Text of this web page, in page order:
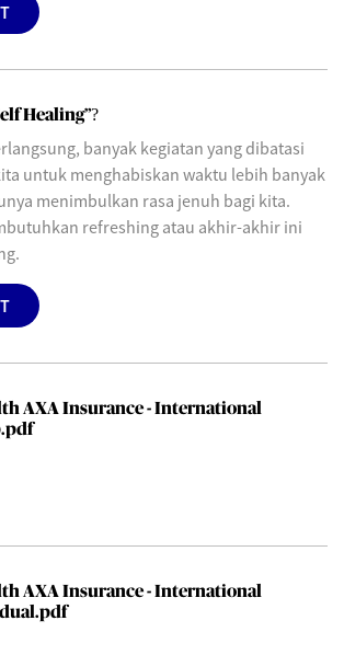
Healing”?
banyak kegiatan yang dibatasi
untuk menghabiskan waktu lebih banyak
menimbulkan rasa jenuh bagi kita.
refreshing atau akhir-akhir ini
AXA Insurance - International
AXA Insurance - International